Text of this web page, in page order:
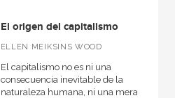
El origen del capitalismo
ELLEN MEIKSINS WOOD
El capitalismo no es ni una
consecuencia inevitable de la
naturaleza humana, ni una mera